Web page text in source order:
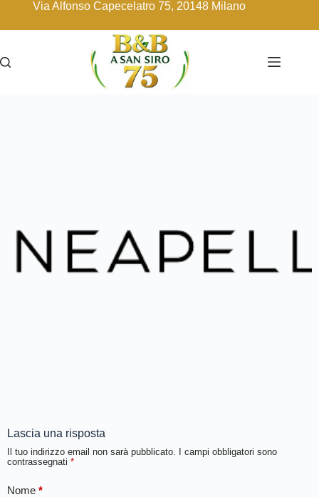
Via Alfonso Capecelatro 75, 20148 Milano
Lascia una risposta
Il tuo indirizzo email non sarà pubblicato.
I campi obbligatori sono
contrassegnati *
Nome *